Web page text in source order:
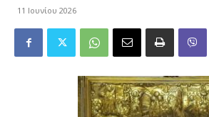
11 Ιουνίου 2026